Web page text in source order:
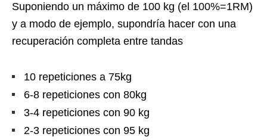
Suponiendo un máximo de 100 kg (el 100%=1RM)
y a modo de ejemplo, supondría hacer con una
recuperación completa entre tandas
10 repeticiones a 75kg
6-8 repeticiones con 80kg
3-4 repeticiones con 90 kg
2-3 repeticiones con 95 kg